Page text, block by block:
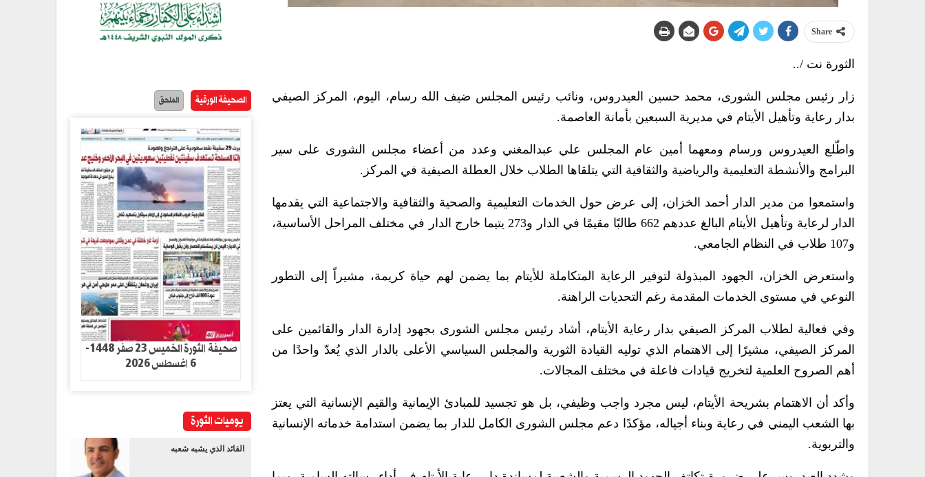
Share
الثورة نت /..
زار رئيس مجلس الشورى، محمد حسين العيدروس، ونائب رئيس المجلس ضيف الله رسام، اليوم، المركز الصيفي
بدار رعاية وتأهيل الأيتام في مديرية السبعين بأمانة العاصمة.
واطّلع العيدروس ورسام ومعهما أمين عام المجلس علي عبدالمغني وعدد من أعضاء مجلس الشورى على سير
البرامج والأنشطة التعليمية والرياضية والثقافية التي يتلقاها الطلاب خلال العطلة الصيفية في المركز.
واستمعوا من مدير الدار أحمد الخزان، إلى عرض حول الخدمات التعليمية والصحية والثقافية والاجتماعية التي يقدمها
الدار لرعاية وتأهيل الأيتام البالغ عددهم 662 طالبًا مقيمًا في الدار و273 يتيما خارج الدار في مختلف المراحل الأساسية،
و107 طلاب في النظام الجامعي.
واستعرض الخزان، الجهود المبذولة لتوفير الرعاية المتكاملة للأيتام بما يضمن لهم حياة كريمة، مشيراً إلى التطور
النوعي في مستوى الخدمات المقدمة رغم التحديات الراهنة.
وفي فعالية لطلاب المركز الصيفي بدار رعاية الأيتام، أشاد رئيس مجلس الشورى بجهود إدارة الدار والقائمين على
المركز الصيفي، مشيرًا إلى الاهتمام الذي توليه القيادة الثورية والمجلس السياسي الأعلى بالدار الذي يُعدّ واحدًا من
أهم الصروح العلمية لتخريج قيادات فاعلة في مختلف المجالات.
وأكد أن الاهتمام بشريحة الأيتام، ليس مجرد واجب وظيفي، بل هو تجسيد للمبادئ الإيمانية والقيم الإنسانية التي يعتز
بها الشعب اليمني في رعاية وبناء أجياله، مؤكدًا دعم مجلس الشورى الكامل للدار بما يضمن استدامة خدماته الإنسانية
والتربوية.
الصحيفة الورقية الملحق
صحيفة الثورة الخميس 23 صفر 1448-
6 اغسطس 2026
يوميات الثورة
القائد الذي يشبه شعبه